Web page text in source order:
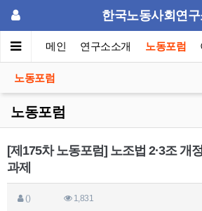
한국노동사회연
메인 연구소소개 노동포럼
노동포럼
노동포럼
[제175차 노동포럼] 노조법 2·3조 개
과제
() 1,831